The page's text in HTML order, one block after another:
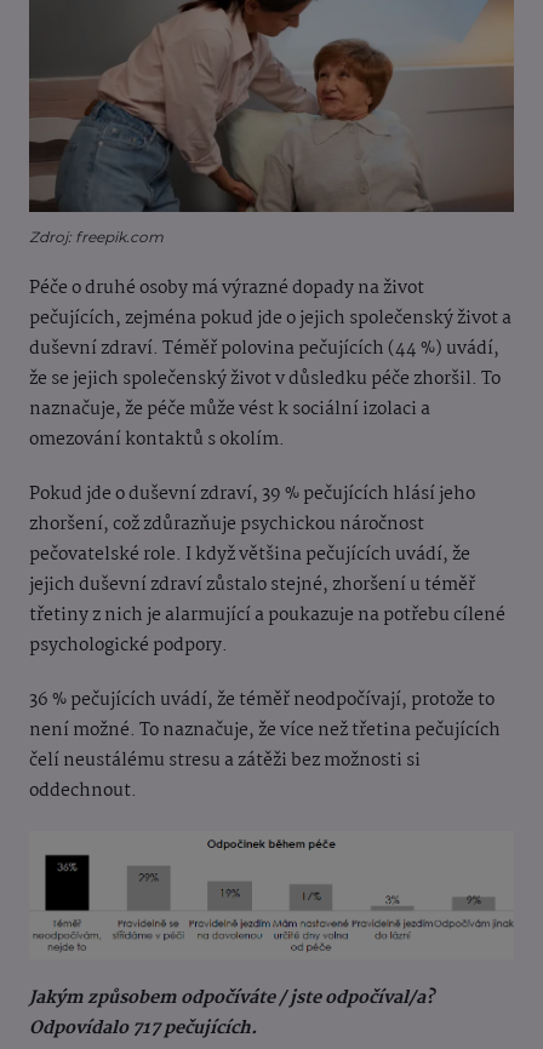
Zdroj: freepik.com
Péče o druhé osoby má výrazné dopady na život
pečujících, zejména pokud jde o jejich společenský život a
duševní zdraví. Téměř polovina pečujících (44 %) uvádí,
že se jejich společenský život v důsledku péče zhoršil. To
naznačuje, že péče může vést k sociální izolaci a
omezování kontaktů s okolím.
Pokud jde o duševní zdraví, 39 % pečujících hlásí jeho
zhoršení, což zdůrazňuje psychickou náročnost
pečovatelské role. I když většina pečujících uvádí, že
jejich duševní zdraví zůstalo stejné, zhoršení u téměř
třetiny z nich je alarmující a poukazuje na potřebu cílené
psychologické podpory.
36 % pečujících uvádí, že téměř neodpočívají, protože to
není možné. To naznačuje, že více než třetina pečujících
čelí neustálému stresu a zátěži bez možnosti si
oddechnout.
Jakým způsobem odpočíváte / jste odpočíval/a?
Odpovídalo 717 pečujících.